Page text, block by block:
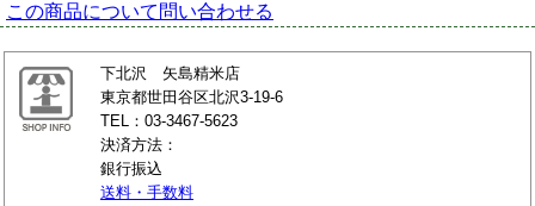
この商品について問い合わせる
下北沢 矢島精米店
東京都世田谷区北沢3-19-6
TEL：03-3467-5623
決済方法：
銀行振込
送料・手数料